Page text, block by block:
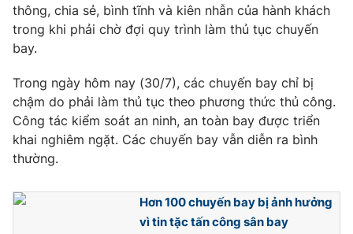
VTV Money VTV Thể thao
VTV Sức khoẻ Bất động sản
Thị trường 24h Tấm lòng Việt
VTV4
VTV8
thông, chia sẻ, bình tĩnh và kiên nhẫn của hành khách
trong khi phải chờ đợi quy trình làm thủ tục chuyến
bay.
Trong ngày hôm nay (30/7), các chuyến bay chỉ bị
chậm do phải làm thủ tục theo phương thức thủ công.
Công tác kiểm soát an ninh, an toàn bay được triển
khai nghiêm ngặt. Các chuyến bay vẫn diễn ra bình
thường.
Hơn 100 chuyến bay bị ảnh hưởng
vì tin tặc tấn công sân bay